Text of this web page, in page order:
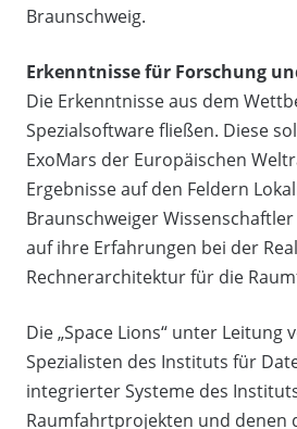
Braunschweig.
Erkenntnisse für Forschung
Die Erkenntnisse aus dem
Spezialsoftware fließen. Diese
ExoMars der Europäischen
Ergebnisse auf den Feldern
Braunschweiger
auf ihre Erfahrungen bei der
Rechnerarchitektur für die
Die „Space Lions“ unter
Spezialisten des Instituts für
integrierter Systeme des
Raumfahrtprojekten und denen